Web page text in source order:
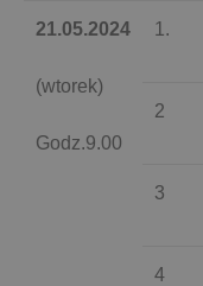
21.05.2024
(wtorek)
Godz.9.00
1.
2
3
4